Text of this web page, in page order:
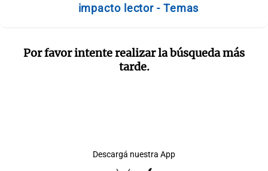
impacto lector - Temas
Por favor intente realizar la búsqueda más
tarde.
Descargá nuestra App